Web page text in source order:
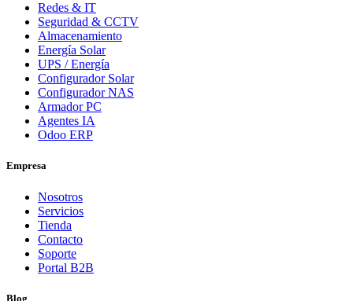
Redes & IT
Seguridad & CCTV
Almacenamiento
Energía Solar
UPS / Energía
Configurador Solar
Configurador NAS
Armador PC
Agentes IA
Odoo ERP
Empresa
Nosotros
Servicios
Tienda
Contacto
Soporte
Portal B2B
Blog